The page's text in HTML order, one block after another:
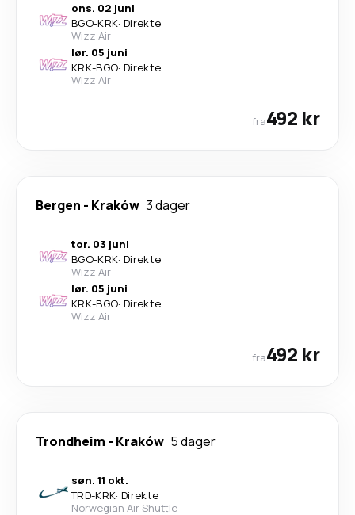
ons. 02 juni
BGO-KRK· Direkte
Wizz Air
lør. 05 juni
KRK-BGO· Direkte
Wizz Air
fra492 kr
Bergen - Kraków 3 dager
tor. 03 juni
BGO-KRK· Direkte
Wizz Air
lør. 05 juni
KRK-BGO· Direkte
Wizz Air
fra492 kr
Trondheim - Kraków 5 dager
søn. 11 okt.
TRD-KRK· Direkte
Norwegian Air Shuttle